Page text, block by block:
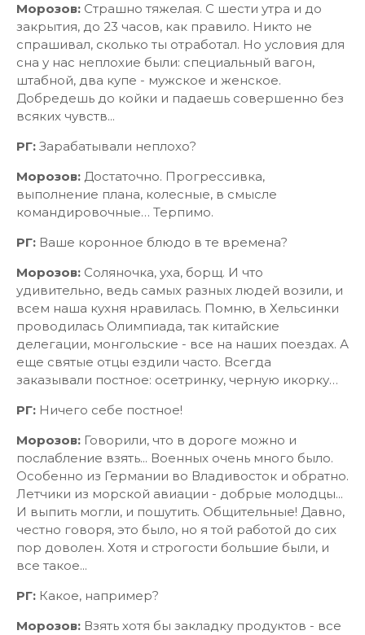
Морозов: Страшно тяжелая. С шести утра и до
закрытия, до 23 часов, как правило. Никто не
спрашивал, сколько ты отработал. Но условия для
сна у нас неплохие были: специальный вагон,
штабной, два купе - мужское и женское.
Добредешь до койки и падаешь совершенно без
всяких чувств...
РГ: Зарабатывали неплохо?
Морозов: Достаточно. Прогрессивка,
выполнение плана, колесные, в смысле
командировочные… Терпимо.
РГ: Ваше коронное блюдо в те времена?
Морозов: Соляночка, уха, борщ. И что
удивительно, ведь самых разных людей возили, и
всем наша кухня нравилась. Помню, в Хельсинки
проводилась Олимпиада, так китайские
делегации, монгольские - все на наших поездах. А
еще святые отцы ездили часто. Всегда
заказывали постное: осетринку, черную икорку…
РГ: Ничего себе постное!
Морозов: Говорили, что в дороге можно и
послабление взять... Военных очень много было.
Особенно из Германии во Владивосток и обратно.
Летчики из морской авиации - добрые молодцы...
И выпить могли, и пошутить. Общительные! Давно,
честно говоря, это было, но я той работой до сих
пор доволен. Хотя и строгости большие были, и
все такое...
РГ: Какое, например?
Морозов: Взять хотя бы закладку продуктов - все